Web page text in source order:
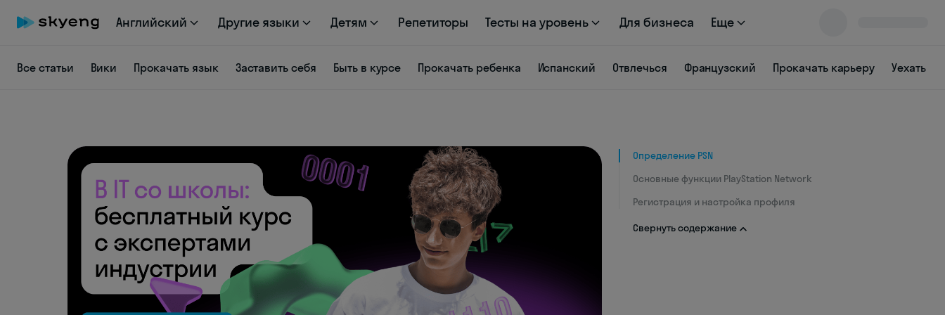
Английский Другие языки Детям Репетиторы Тесты на уровень Для бизнеса Еще
Все статьи Вики Прокачать язык Заставить себя Быть в курсе Прокачать ребенка Испанский Отвлечься Французский Прокачать карьеру Уехать
Определение PSN
Основные функции PlayStation Network
Регистрация и настройка профиля
Свернуть содержание